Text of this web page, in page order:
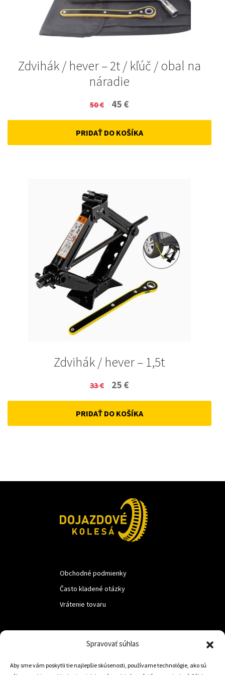
Spravovať súhlas
Aby sme vám poskytli tie najlepšie skúsenosti, používame technológie, ako sú
Zdvihák / hever – 2t / kľúč / obal na
náradie
50€
Original
price
was:
45 €
price
is:
PRIDAŤ DO KOŠÍKA
Zdvihák / hever – 1,5t
33€
Original
price
was:
25 €
price
is:
PRIDAŤ DO KOŠÍKA
Obchodné podmienky
Často kladené otázky
Vrátenie tovaru
Trstená 02801